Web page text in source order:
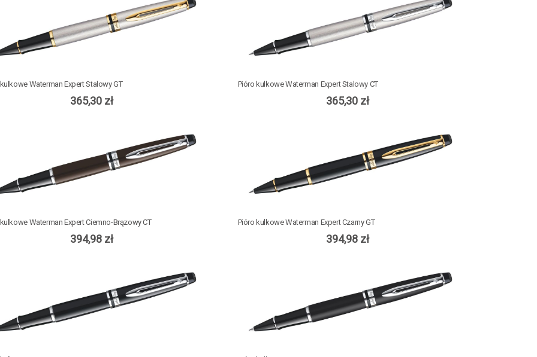
Waterman Expert Stalowy GT
365,30 zł
Pióro kulkowe Waterman Expert Stalowy CT
365,30 zł
Waterman Expert Ciemno-Brązowy CT
394,98 zł
Pióro kulkowe Waterman Expert Czarny GT
394,98 zł